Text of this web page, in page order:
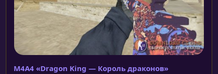
M4A4 «Dragon King — Король драконов»